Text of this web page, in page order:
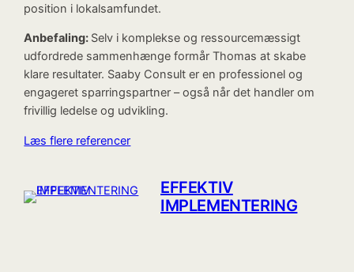
position i lokalsamfundet.
Anbefaling: Selv i komplekse og ressourcemæssigt
udfordrede sammenhænge formår Thomas at skabe
klare resultater. Saaby Consult er en professionel og
engageret sparringspartner – også når det handler om
frivillig ledelse og udvikling.
Læs flere referencer
EFFEKTIV
IMPLEMENTERING